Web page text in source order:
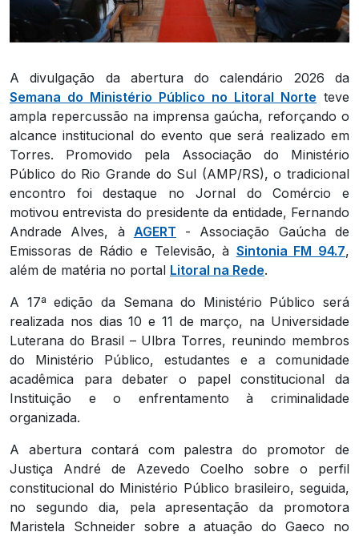
A divulgação da abertura do calendário 2026 da
Semana do Ministério Público no Litoral Norte teve
ampla repercussão na imprensa gaúcha, reforçando o
alcance institucional do evento que será realizado em
Torres. Promovido pela Associação do Ministério
Público do Rio Grande do Sul (AMP/RS), o tradicional
encontro foi destaque no Jornal do Comércio e
motivou entrevista do presidente da entidade, Fernando
Andrade Alves, à AGERT - Associação Gaúcha de
Emissoras de Rádio e Televisão, à Sintonia FM 94.7,
além de matéria no portal Litoral na Rede.
A 17ª edição da Semana do Ministério Público será
realizada nos dias 10 e 11 de março, na Universidade
Luterana do Brasil – Ulbra Torres, reunindo membros
do Ministério Público, estudantes e a comunidade
acadêmica para debater o papel constitucional da
Instituição e o enfrentamento à criminalidade
organizada.
A abertura contará com palestra do promotor de
Justiça André de Azevedo Coelho sobre o perfil
constitucional do Ministério Público brasileiro, seguida,
no segundo dia, pela apresentação da promotora
Maristela Schneider sobre a atuação do Gaeco no